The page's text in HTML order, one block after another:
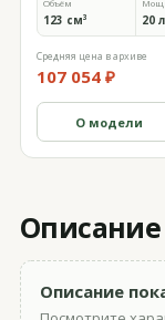
Объём
123 см³ 20
Средняя цена в архиве
107 054 ₽
О модели
Описание
Описание